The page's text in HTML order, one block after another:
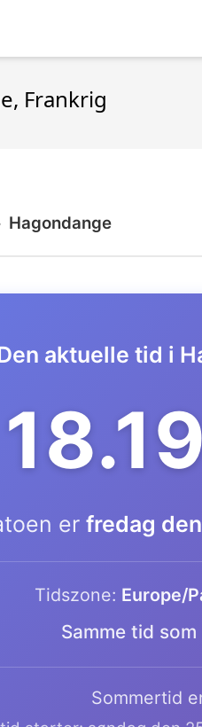
Frankrig
Hagondange
aktuelle tid i
er fredag
Tidszone: Europe/
Samme tid som
Sommertid